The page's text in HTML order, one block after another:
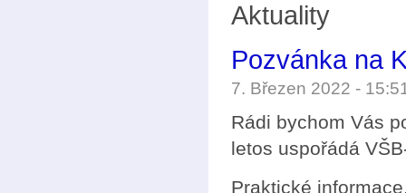
Aktuality
Pozvánka na
7. Březen 2022 -
Rádi bychom Vás
letos uspořádá
Praktické